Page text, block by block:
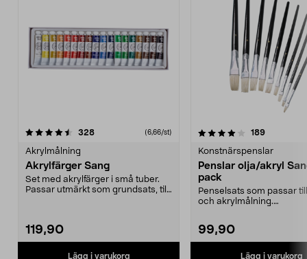
328recensioner (6,66/st)
Akrylmålning
Akrylfärger Sang
Set med akrylfärger i små tuber.
Passar utmärkt som grundsats, till
119,90
Lägg i varukorg
4.0 av 5 stjärnor 189
Konstnärspenslar
Penslar olja/akryl
pack
Penselsats som passar
och akrylmålning.
99,90
Lägg i varukorg
4.5 av 5 stjärnor